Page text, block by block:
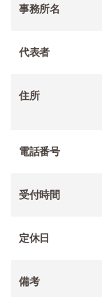
事務所名
代表者
住所
電話番号
受付時間
定休日
備考